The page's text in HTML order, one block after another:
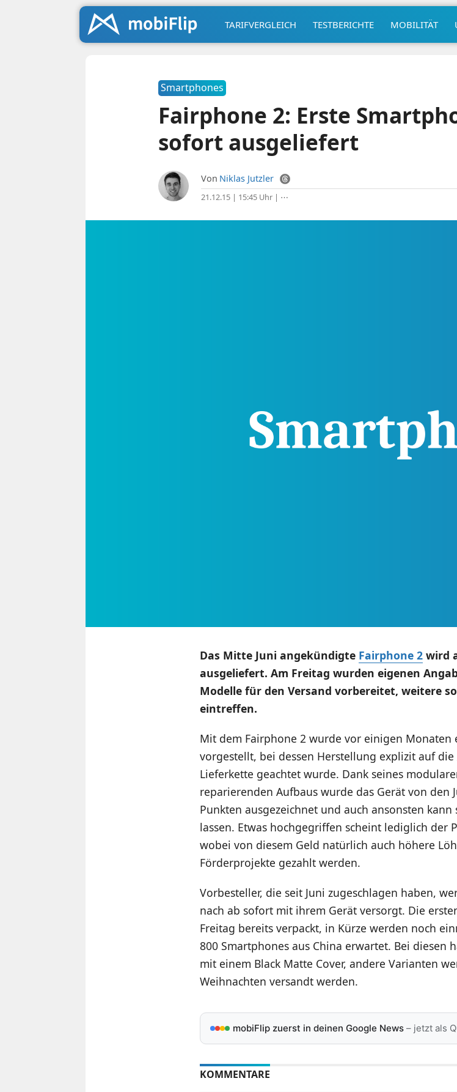
TARIFVERGLEICH TESTBERICHTE MOBILITÄT
Smartphones
Fairphone 2: Erste
sofort ausgeliefert
Von Niklas Jutzler
21.12.15 | 15:45 Uhr| ⋯
Das Mitte Juni angekündigte Fairphone 2wird
ausgeliefert. Am Freitag wurden eigenen
Modelle für den Versand vorbereitet, weitere
eintreffen.
Mit dem Fairphone 2 wurde vor einigen Monaten
vorgestellt, bei dessen Herstellung explizit auf
Lieferkette geachtet wurde. Dank seines
reparierenden Aufbaus wurde das Gerät von den
Punkten ausgezeichnet und auch ansonsten
lassen. Etwas hochgegriffen scheint lediglich der
wobei von diesem Geld natürlich auch höhere
Förderprojekte gezahlt werden.
Vorbesteller, die seit Juni zugeschlagen haben,
nach ab sofort mit ihrem Gerät versorgt. Die
Freitag bereits verpackt, in Kürze werden noch
800 Smartphones aus China erwartet. Bei diesen
mit einem Black Matte Cover, andere Varianten
Weihnachten versandt werden.
mobiFlip zuerst in deinen Google News– jetzt als
KOMMENTARE